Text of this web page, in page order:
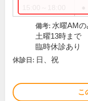
備考: 水曜AMの
土曜13時まで
臨時休診あり
休診日: 日、祝
こ